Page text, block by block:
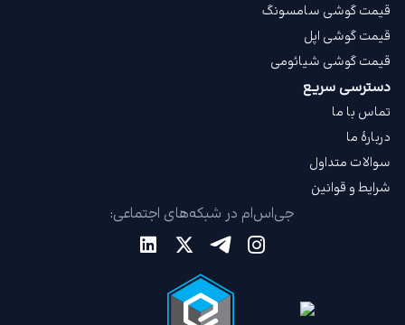
قیمت گوشی سامسونگ
قیمت گوشی اپل
قیمت گوشی شیائومی
دسترسی سریع
تماس با ما
دربارهٔ ما
سوالات متداول
شرایط و قوانین
جی‌اس‌ام در شبکه‌های اجتماعی: